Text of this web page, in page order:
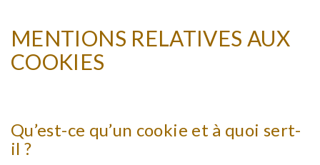
MENTIONS RELATIVES AUX
COOKIES
Qu’est-ce qu’un cookie et à quoi sert-
il ?